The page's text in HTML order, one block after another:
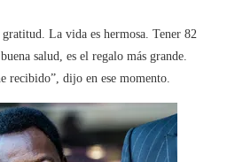
La vida es hermosa. Tener 82
salud, es el regalo más grande.
recibido”, dijo en ese momento.